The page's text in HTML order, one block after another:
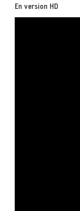
En version HD